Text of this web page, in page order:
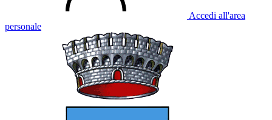
Accedi all'area
personale